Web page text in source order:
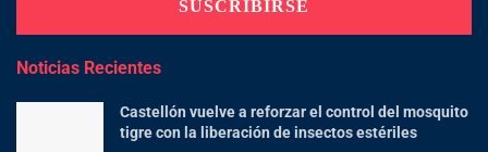
Noticias Recientes
Castellón vuelve a reforzar el control del mosquito
tigre con la liberación de insectos estériles